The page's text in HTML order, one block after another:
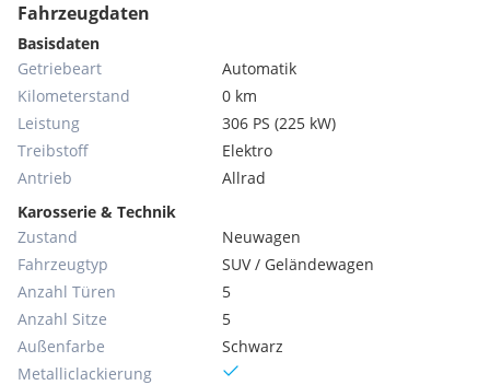
Fahrzeugdaten
Basisdaten
Getriebeart
Automatik
Kilometerstand
0 km
Leistung
306 PS (225 kW)
Treibstoff
Elektro
Antrieb
Allrad
Karosserie & Technik
Zustand
Neuwagen
Fahrzeugtyp
SUV / Geländewagen
Anzahl Türen
5
Anzahl Sitze
5
Außenfarbe
Schwarz
Metallic­lackierung